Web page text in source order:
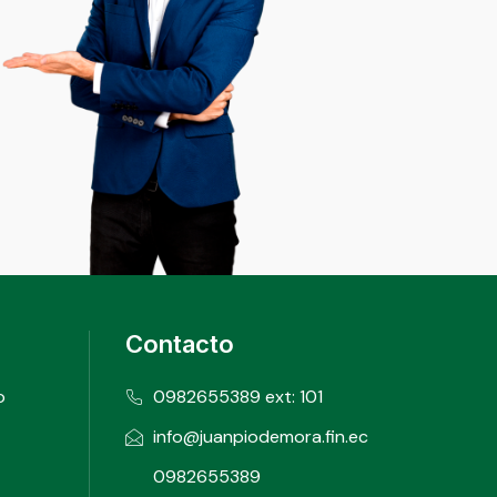
Contacto
0982655389 ext: 101
info@juanpiodemora.fin.ec
0982655389